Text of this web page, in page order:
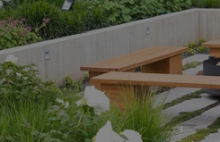
_dc_gtm_UA-53599847-1
id